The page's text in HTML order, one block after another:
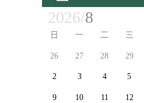
斐意特（北京）管理
瑞霆狗（深圳）信息
三陶AI自习室伴学师
成都市双流区机关第
2026/8
日 一 二 三
26 27 28 29
2 3 4 5
9 10 11 12